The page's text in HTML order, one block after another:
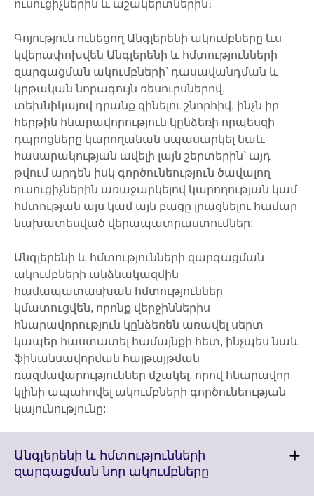
ուսուցիչներին և աշակերտներին։
Գոյություն ունեցող Անգլերենի ակումբները ևս
կվերափոխվեն Անգլերենի և հմտությունների
զարգացման ակումբների՝ դասավանդման և
կրթական նորագույն ռեսուրսներով,
տեխնիկայով դրանք զինելու շնորհիվ, ինչն իր
հերթին հնարավորություն կընձեռի որպեսզի
դպրոցները կարողանան սպասարկել նաև
հասարակության ավելի լայն շերտերին՝ այդ
թվում արդեն իսկ գործունեություն ծավալող
ուսուցիչներին առաջարկելով կարողության կամ
հմտության այս կամ այն բացը լրացնելու համար
նախատեսված վերապատրաստումներ:
Անգլերենի և հմտությունների զարգացման
ակումբների անձնակազմին
համապատասխան հմտություններ
կմատուցվեն, որոնք վերջիններիս
հնարավորություն կընձեռեն առավել սերտ
կապեր հաստատել համայնքի հետ, ինչպես նաև
ֆինանսավորման հայթայթման
ռազմավարություններ մշակել, որով հնարավոր
կլինի ապահովել ակումբների գործունեության
կայունությունը:
Անգլերենի և հմտությունների
զարգացման նոր ակումբները